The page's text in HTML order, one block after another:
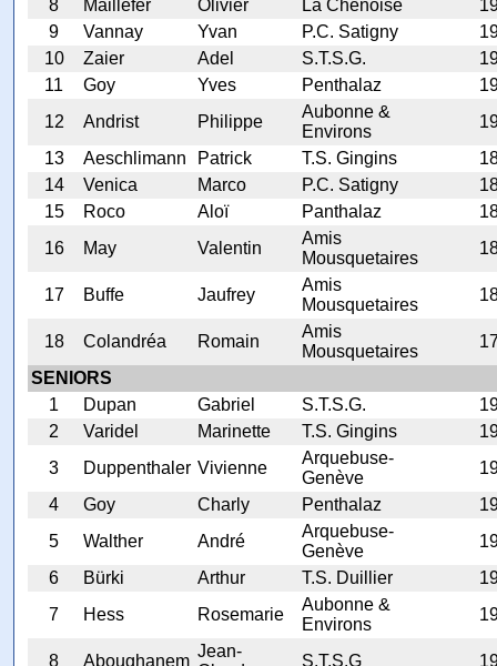
8
Maillefer Olivier La Chênoise
9
Vannay Yvan P.C. Satigny
10
Zaier Adel S.T.S.G.
11
Goy Yves Penthalaz
12
Andrist Philippe
Aubonne &
Environs
13
Aeschlimann Patrick T.S. Gingins
14
Venica Marco P.C. Satigny
15
Roco Aloï Panthalaz
16
May Valentin
Amis
Mousquetaires
17 Buffe Jaufrey
Amis
Mousquetaires
18 Colandréa Romain
Amis
Mousquetaires
SENIORS
1
Dupan Gabriel S.T.S.G.
2
Varidel Marinette T.S. Gingins
3
Duppenthaler Vivienne
Arquebuse-
Genève
4
Goy Charly Penthalaz
5
Walther André
Arquebuse-
Genève
6
Bürki Arthur T.S. Duillier
7
Hess Rosemarie
Aubonne &
Environs
8 Aboughanem
Jean-
S.T.S.G